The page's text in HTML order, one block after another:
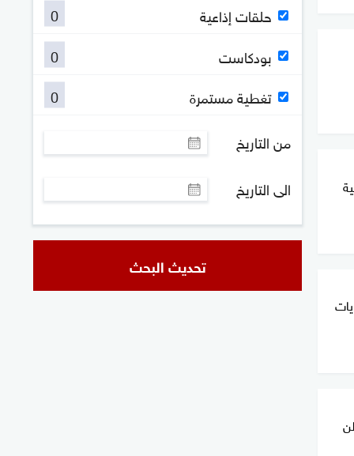
حلقات إذاعية
0
بودكاست
0
تغطية مستمرة
0
من التاريخ
الى التاريخ
تحديث البحث